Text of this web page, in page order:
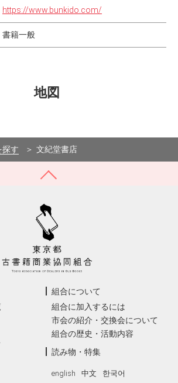
https://www.bunkido.com/
書籍一般
地図
探す 文紀堂書店
組合について
組合に加入するには
市会の紹介・交換会について
組合の歴史・活動内容
読み物・特集
english 中文 한국어